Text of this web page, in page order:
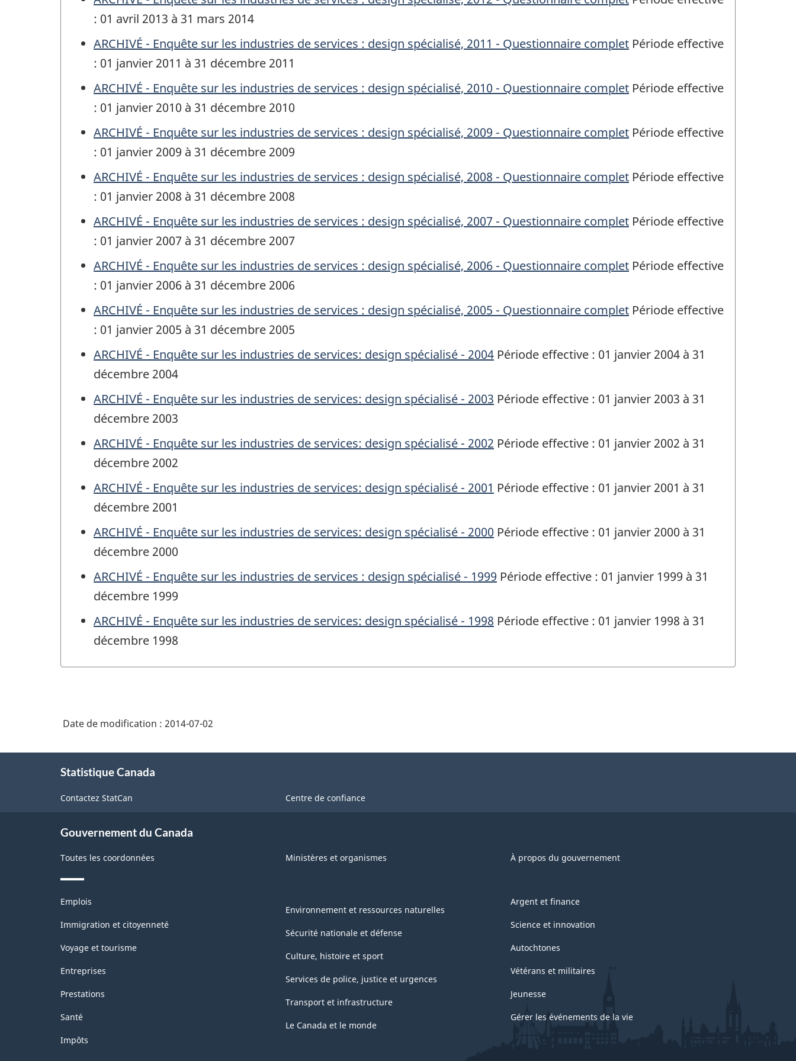
: 01 avril 2013 à 31 mars 2014
ARCHIVÉ - Enquête sur les industries de services : design spécialisé, 2011 - Questionnaire complet Période effective
: 01 janvier 2011 à 31 décembre 2011
ARCHIVÉ - Enquête sur les industries de services : design spécialisé, 2010 - Questionnaire complet Période effective
: 01 janvier 2010 à 31 décembre 2010
ARCHIVÉ - Enquête sur les industries de services : design spécialisé, 2009 - Questionnaire complet Période effective
: 01 janvier 2009 à 31 décembre 2009
ARCHIVÉ - Enquête sur les industries de services : design spécialisé, 2008 - Questionnaire complet Période effective
: 01 janvier 2008 à 31 décembre 2008
ARCHIVÉ - Enquête sur les industries de services : design spécialisé, 2007 - Questionnaire complet Période effective
: 01 janvier 2007 à 31 décembre 2007
ARCHIVÉ - Enquête sur les industries de services : design spécialisé, 2006 - Questionnaire complet Période effective
: 01 janvier 2006 à 31 décembre 2006
ARCHIVÉ - Enquête sur les industries de services : design spécialisé, 2005 - Questionnaire complet Période effective
: 01 janvier 2005 à 31 décembre 2005
ARCHIVÉ - Enquête sur les industries de services: design spécialisé - 2004 Période effective : 01 janvier 2004 à 31
décembre 2004
ARCHIVÉ - Enquête sur les industries de services: design spécialisé - 2003 Période effective : 01 janvier 2003 à 31
décembre 2003
ARCHIVÉ - Enquête sur les industries de services: design spécialisé - 2002 Période effective : 01 janvier 2002 à 31
décembre 2002
ARCHIVÉ - Enquête sur les industries de services: design spécialisé - 2001 Période effective : 01 janvier 2001 à 31
décembre 2001
ARCHIVÉ - Enquête sur les industries de services: design spécialisé - 2000 Période effective : 01 janvier 2000 à 31
décembre 2000
ARCHIVÉ - Enquête sur les industries de services : design spécialisé - 1999 Période effective : 01 janvier 1999 à 31
décembre 1999
ARCHIVÉ - Enquête sur les industries de services: design spécialisé - 1998 Période effective : 01 janvier 1998 à 31
décembre 1998
Date de modification : 2014-07-02
Statistique Canada
Contactez StatCan Centre de confiance
Gouvernement du Canada
Toutes les coordonnées Ministères et organismes À propos du gouvernement
Thèmes
sujets
Emplois
Immigration et citoyenneté
Voyage et tourisme
Entreprises
Prestations
Santé
Impôts
Environnement et ressources naturelles
Sécurité nationale et défense
Culture, histoire et sport
Services de police, justice et urgences
Transport et infrastructure
Le Canada et le monde
Argent et finance
Science et innovation
Autochtones
Vétérans et militaires
Jeunesse
Gérer les événements de la vie